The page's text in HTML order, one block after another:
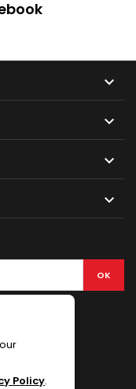




Policy.